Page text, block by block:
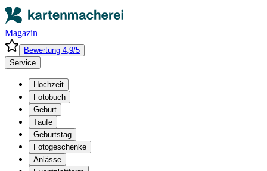
Magazin
Bewertung 4,9/5
Service
Hochzeit
Fotobuch
Geburt
Taufe
Geburtstag
Fotogeschenke
Anlässe